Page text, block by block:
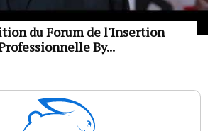
du Forum de l'Insertion
By...